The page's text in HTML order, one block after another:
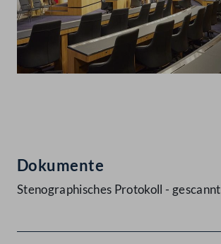
Dokumente
Stenographisches Protokoll - gescannt